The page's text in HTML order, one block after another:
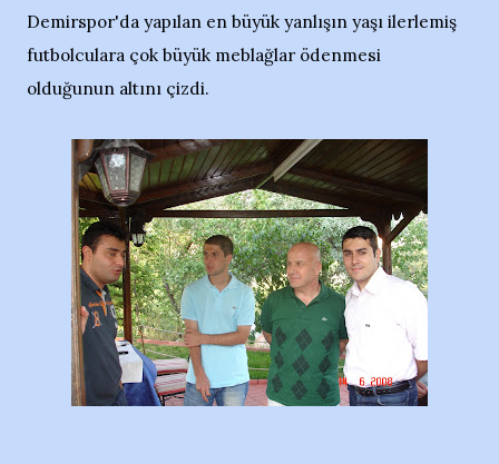
Demirspor'da yapılan en büyük yanlışın yaşı ilerlemiş
futbolculara çok büyük meblağlar ödenmesi
olduğunun altını çizdi.